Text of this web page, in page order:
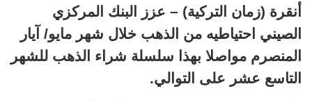
أنقرة (زمان التركية) – عزز البنك المركزي
الصيني احتياطيه من الذهب خلال شهر مايو/ آيار
المنصرم مواصلا بهذا سلسلة شراء الذهب للشهر
التاسع عشر على التوالي.